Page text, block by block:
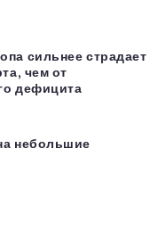
сильнее страдает
чем от
дефицита
небольшие